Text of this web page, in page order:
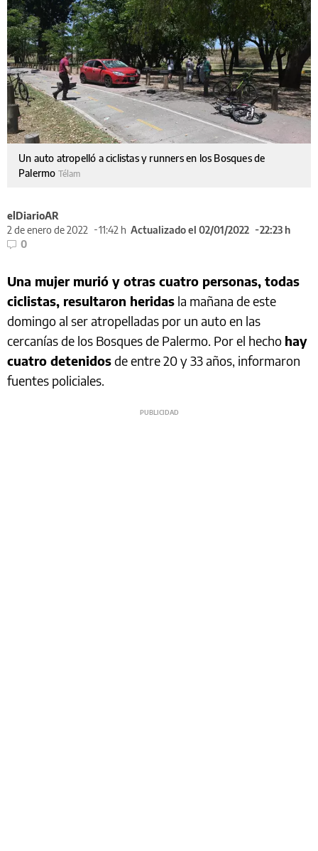
Un auto atropelló a ciclistas y runners en los Bosques de
Palermo Télam
elDiarioAR
2 de enero de 2022
11:42 h Actualizado el 02/01/2022
22:23 h
0
Una mujer murió y otras cuatro personas, todas
ciclistas, resultaron heridas la mañana de este
domingo al ser atropelladas por un auto en las
cercanías de los Bosques de Palermo. Por el hecho hay
cuatro detenidosde entre 20 y 33 años, informaron
fuentes policiales.